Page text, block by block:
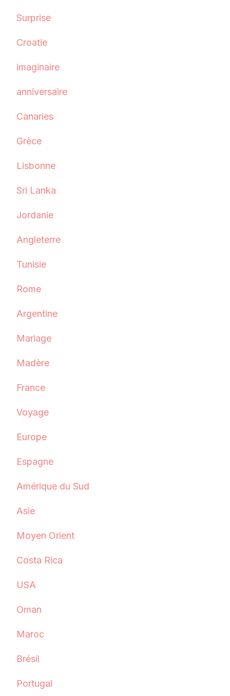
Surprise
Croatie
imaginaire
anniversaire
Canaries
Grèce
Lisbonne
Sri Lanka
Jordanie
Angleterre
Tunisie
Rome
Argentine
Mariage
Madère
France
Voyage
Europe
Espagne
Amérique du Sud
Asie
Moyen Orient
Costa Rica
USA
Oman
Maroc
Brésil
Portugal